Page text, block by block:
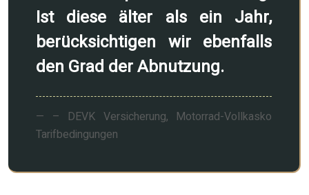
Ist diese älter als ein Jahr,
berücksichtigen wir ebenfalls
den Grad der Abnutzung.
– DEVK Versicherung, Motorrad-Vollkasko
Tarifbedingungen